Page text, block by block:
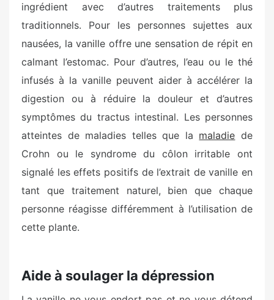
ingrédient avec d’autres traitements plus
traditionnels. Pour les personnes sujettes aux
nausées, la vanille offre une sensation de répit en
calmant l’estomac. Pour d’autres, l’eau ou le thé
infusés à la vanille peuvent aider à accélérer la
digestion ou à réduire la douleur et d’autres
symptômes du tractus intestinal. Les personnes
atteintes de maladies telles que la maladie de
Crohn ou le syndrome du côlon irritable ont
signalé les effets positifs de l’extrait de vanille en
tant que traitement naturel, bien que chaque
personne réagisse différemment à l’utilisation de
cette plante.
Aide à soulager la dépression